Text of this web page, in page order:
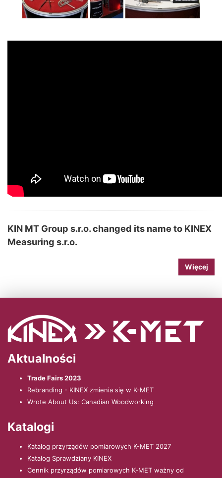
KIN MT Group s.r.o. changed its name to KINEX
Measuring s.r.o.
Więcej
Aktualności
Trade Fairs 2023
Rebranding - KINEX zmienia się w K-MET
Wrote About Us: Canadian Woodworking
Katalogi
Katalog przyrządów pomiarowych K-MET 2027
Katalog Sprawdziany KINEX
Cennik przyrządów pomiarowych K-MET ważny od